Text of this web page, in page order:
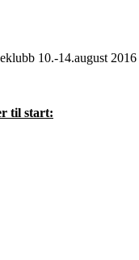
10.-14.august 2016
til start: